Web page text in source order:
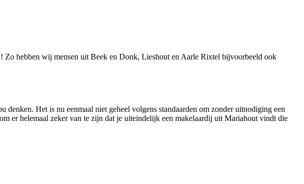
Zo hebben wij mensen uit Beek en Donk, Lieshout en Aarle Rixtel bijvoorbeeld ook
Het is nu eenmaal niet geheel volgens standaarden om zonder uitnodiging een
er helemaal zeker van te zijn dat je uiteindelijk een makelaardij uit Mariahout vindt die